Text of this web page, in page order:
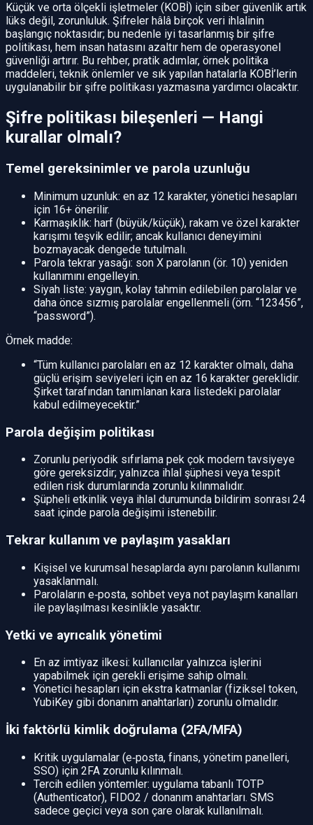
Küçük ve orta ölçekli işletmeler (KOBİ) için siber güvenlik artık
lüks değil, zorunluluk. Şifreler hâlâ birçok veri ihlalinin
başlangıç noktasıdır; bu nedenle iyi tasarlanmış bir şifre
politikası, hem insan hatasını azaltır hem de operasyonel
güvenliği artırır. Bu rehber, pratik adımlar, örnek politika
maddeleri, teknik önlemler ve sık yapılan hatalarla KOBİ’lerin
uygulanabilir bir şifre politikası yazmasına yardımcı olacaktır.
Şifre politikası bileşenleri — Hangi
kurallar olmalı?
Temel gereksinimler ve parola uzunluğu
Minimum uzunluk: en az 12 karakter, yönetici hesapları
için 16+ önerilir.
Karmaşıklık: harf (büyük/küçük), rakam ve özel karakter
karışımı teşvik edilir; ancak kullanıcı deneyimini
bozmayacak dengede tutulmalı.
Parola tekrar yasağı: son X parolanın (ör. 10) yeniden
kullanımını engelleyin.
Siyah liste: yaygın, kolay tahmin edilebilen parolalar ve
daha önce sızmış parolalar engellenmeli (örn. “123456”,
“password”).
Örnek madde:
“Tüm kullanıcı parolaları en az 12 karakter olmalı, daha
güçlü erişim seviyeleri için en az 16 karakter gereklidir.
Şirket tarafından tanımlanan kara listedeki parolalar
kabul edilmeyecektir.”
Parola değişim politikası
Zorunlu periyodik sıfırlama pek çok modern tavsiyeye
göre gereksizdir; yalnızca ihlal şüphesi veya tespit
edilen risk durumlarında zorunlu kılınmalıdır.
Şüpheli etkinlik veya ihlal durumunda bildirim sonrası 24
saat içinde parola değişimi istenebilir.
Tekrar kullanım ve paylaşım yasakları
Kişisel ve kurumsal hesaplarda aynı parolanın kullanımı
yasaklanmalı.
Parolaların e‑posta, sohbet veya not paylaşım kanalları
ile paylaşılması kesinlikle yasaktır.
Yetki ve ayrıcalık yönetimi
En az imtiyaz ilkesi: kullanıcılar yalnızca işlerini
yapabilmek için gerekli erişime sahip olmalı.
Yönetici hesapları için ekstra katmanlar (fiziksel token,
YubiKey gibi donanım anahtarları) zorunlu olmalıdır.
İki faktörlü kimlik doğrulama (2FA/MFA)
Kritik uygulamalar (e‑posta, finans, yönetim panelleri,
SSO) için 2FA zorunlu kılınmalı.
Tercih edilen yöntemler: uygulama tabanlı TOTP
(Authenticator), FIDO2 / donanım anahtarları. SMS
sadece geçici veya son çare olarak kullanılmalı.